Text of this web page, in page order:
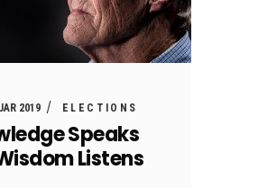
2019 ELECTIONS
Speaks
Listens